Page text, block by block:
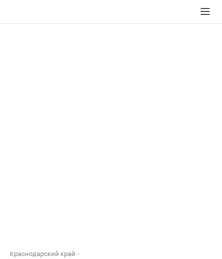
Краснодарский край